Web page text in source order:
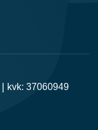
kvk: 37060949